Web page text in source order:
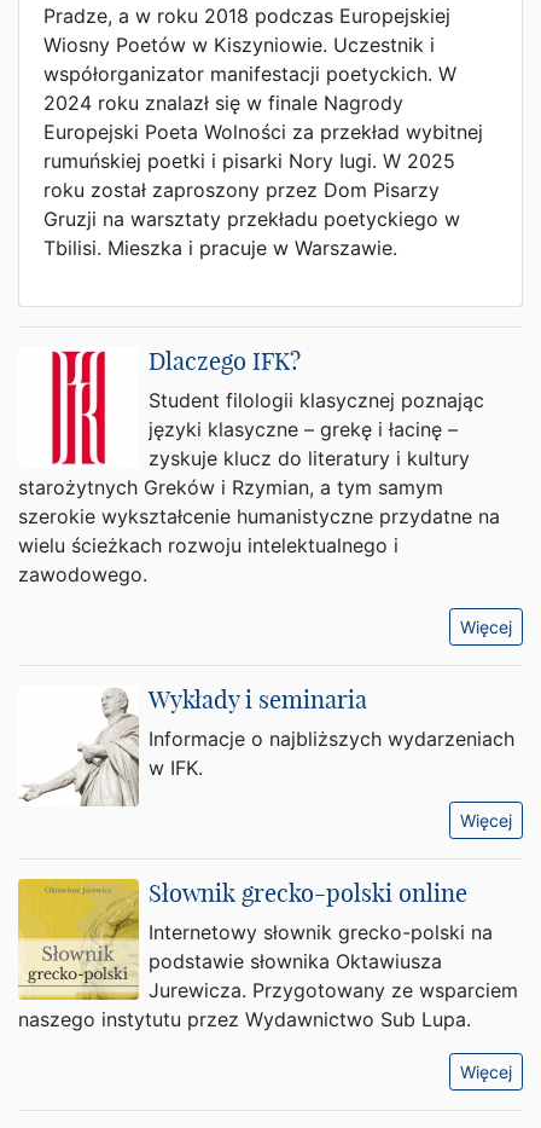
Pradze, a w roku 2018 podczas Europejskiej
Wiosny Poetów w Kiszyniowie. Uczestnik i
współorganizator manifestacji poetyckich. W
2024 roku znalazł się w finale Nagrody
Europejski Poeta Wolności za przekład wybitnej
rumuńskiej poetki i pisarki Nory Iugi. W 2025
roku został zaproszony przez Dom Pisarzy
Gruzji na warsztaty przekładu poetyckiego w
Tbilisi. Mieszka i pracuje w Warszawie.
Dlaczego IFK?
Student filologii klasycznej poznając
języki klasyczne – grekę i łacinę –
zyskuje klucz do literatury i kultury
starożytnych Greków i Rzymian, a tym samym
szerokie wykształcenie humanistyczne przydatne na
wielu ścieżkach rozwoju intelektualnego i
zawodowego.
Więcej
Wykłady i seminaria
Informacje o najbliższych wydarzeniach
w IFK.
Więcej
Słownik grecko-polski online
Internetowy słownik grecko-polski na
podstawie słownika Oktawiusza
Jurewicza. Przygotowany ze wsparciem
naszego instytutu przez Wydawnictwo Sub Lupa.
Więcej